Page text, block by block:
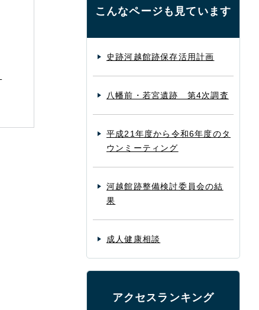
こんなページも見ています
史跡河越館跡保存活用計画
八幡前・若宮遺跡 第4次調査
平成21年度から令和6年度のタ
ウンミーティング
河越館跡整備検討委員会の結
果
成人健康相談
アクセスランキング